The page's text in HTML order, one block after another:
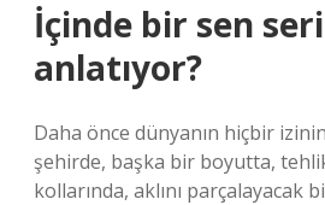
İçinde bir sen
anlatıyor?
Daha önce dünyanın hiçbir
şehirde, başka bir boyutta,
kollarında, aklını parçalayacak